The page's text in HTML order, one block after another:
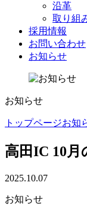
沿革
取り組
採用情報
お問い合わせ
お知らせ
お知らせ
トップページお知
高田IC 10月
2025.10.07
お知らせ